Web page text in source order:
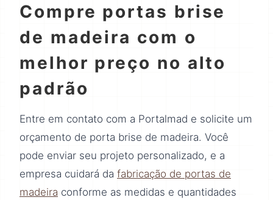
Compre portas brise
de madeira com o
melhor preço no alto
padrão
Entre em contato com a Portalmad e solicite um
orçamento de porta brise de madeira. Você
pode enviar seu projeto personalizado, e a
empresa cuidará da fabricação de portas de
madeira conforme as medidas e quantidades